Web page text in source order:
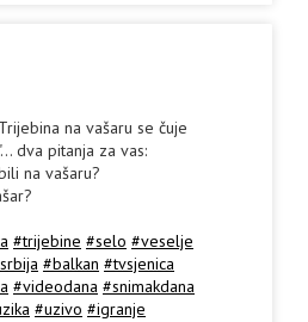
na vašaru se čuje
dva pitanja za vas:
na vašaru?
#trijebine #selo #veselje
#balkan #tvsjenica
#videodana #snimakdana
#uzivo #igranje